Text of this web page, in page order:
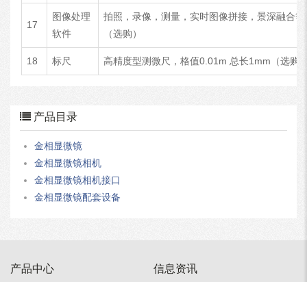
17
图像处理
软件
拍照，录像，测量，实时图像拼接，景深融合等
（选购）
18 标尺 高精度型测微尺，格值0.01m 总长1mm（选购
产品目录
金相显微镜
金相显微镜相机
金相显微镜相机接口
金相显微镜配套设备
产品中心 信息资讯